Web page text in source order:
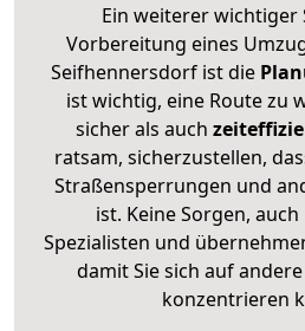
Ein weiterer wichtiger
Vorbereitung eines
Seifhennersdorf ist die
ist wichtig, eine Route zu
sicher als auch
ratsam, sicherzustellen,
Straßensperrungen und
ist. Keine Sorgen,
Spezialisten und
damit Sie sich auf
konzentrieren